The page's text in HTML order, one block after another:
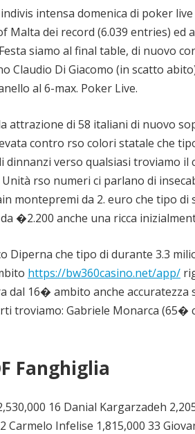
intensa domenica di poker
Malta dei record (6.039 entries)
siamo al final table, di nuovo con
Claudio Di Giacomo (in scatto
al 6-max. Poker Live.
attrazione di 58 italiani di nuovo
contro rso colori statale che
verso qualsiasi troviamo il
rso numeri ci parlano di
montepremi da 2. euro che tipo
�2.200 anche una ricca
Diperna che tipo di durante 3.3
https://bw360casino.net/app/
dal 16� ambito anche accuratezza
troviamo: Gabriele Monarca
Fanghiglia
16 Danial Kargarzadeh
Carmelo Infelise 1,815,000 33